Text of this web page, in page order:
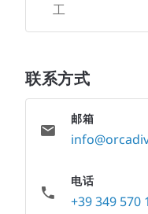
工
联系方式
邮箱
电话
+39 349 570